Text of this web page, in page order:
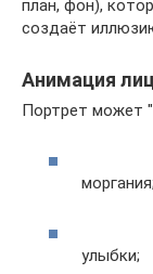
план, фон),
создаёт
Анимация
Портрет может
моргания;
улыбки;